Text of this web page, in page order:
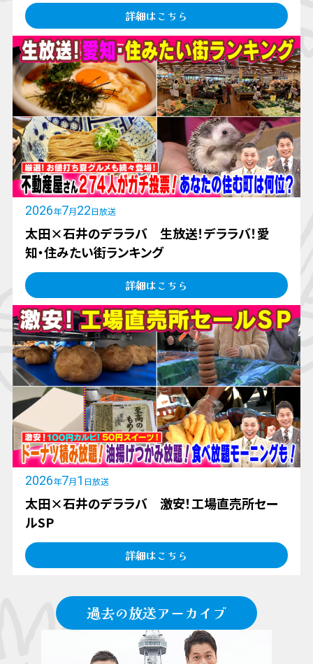
詳細はこちら
2026年7月 22 日放送
太田×石井のデララバ 生放送！デララバ！愛
知・住みたい街ランキング
詳細はこちら
2026年7月 1 日放送
太田×石井のデララバ 激安！工場直売所セー
ルSP
詳細はこちら
過去の放送アーカイブ